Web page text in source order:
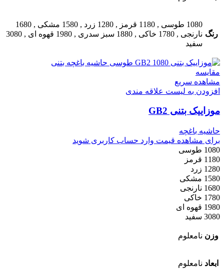
رنگ
1080 طوسی , 1180 قرمز , 1280 زرد , 1580 مشکی ,
1680
نارنجی , 1780 خاکی , 1880 سبز سدری , 1980 قهوه ای ,
3080
سفید
مقایسه
مشاهده سریع
افزودن به لیست علاقه مندی
موزاییک بتنی GB2
حاشیه باغچه
برای مشاهده قیمت وارد حساب کاربری شوید
1080 طوسی
1180 قرمز
1280 زرد
1580 مشکی
1680 نارنجی
1780 خاکی
1980 قهوه ای
3080 سفید
وزن نامعلوم
ابعاد نامعلوم